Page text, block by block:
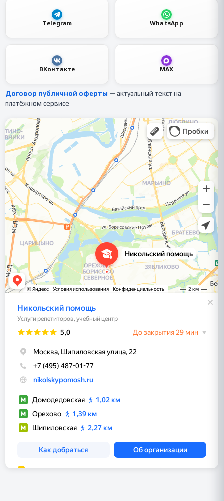
Telegram WhatsApp
ВКонтакте MAX
Договор публичной оферты — актуальный текст на
платёжном сервисе